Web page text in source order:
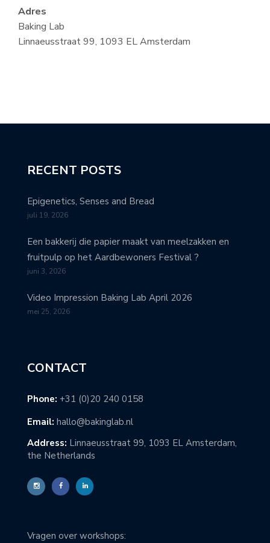
Adres
Baking Lab
Linnaeusstraat 99, 1093 EL Amsterdam
RECENT POSTS
Epigenetics, Senses and Bread
juli 19, 2026
Een bakkerij die papier maakt van meelzakken en
fruitpulp op het Aardbewoners Festival ?
juni 3, 2026
Video Impression Baking Lab April 2026
mei 25, 2026
CONTACT
Phone: +31 (0)20 240 0158
Email: hallo@bakinglab.nl
Address: Linnaeusstraat 99, 1093 EL Amsterdam,
the Netherlands
Vragen over workshops: